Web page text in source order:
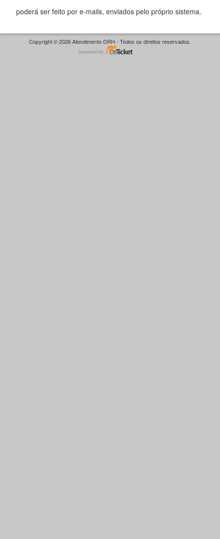
poderá ser feito por e-mails, enviados pelo próprio sistema.
Copyright © 2026 Atendimento DRH - Todos os direitos reservados.